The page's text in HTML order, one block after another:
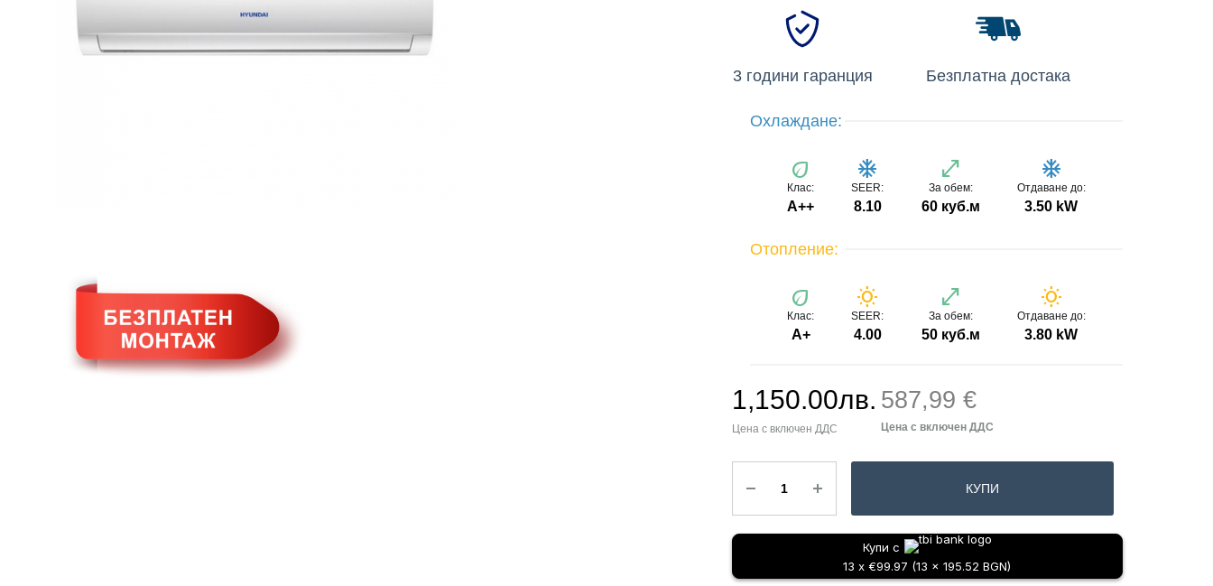
3 години гаранция Безплатна достака
Охлаждане:
eco
Клас:
A++
ac_unit
SEER:
8.10
open_in_full
За обем:
60 куб.м
ac_unit
Отдаване до:
3.50 kW
Отопление:
eco
Клас:
A+
wb_sunny
SEER:
4.00
open_in_full
За обем:
50 куб.м
wb_sunny
Отдаване до:
3.80 kW
1,150.00лв. 587,99 €
КУПИ
Купи с
13 x €99.97 (13 x 195.52 BGN)